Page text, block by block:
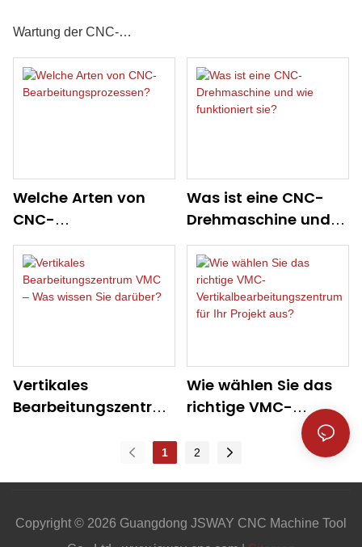
hohen Temperaturen
Wartung der CNC-
Drehmaschine am JSWAY-
Werksgelände
Welche Arten von
CNC-
Bearbeitungsprozess
en?
Was ist eine CNC-
Drehmaschine und
wie funktioniert sie?
Vertikales
Bearbeitungszentru
Wie wählen Sie das
richtige VMC-
Vertikalbearbeitungs
zentrum für Ihr
1 2
Copyright © 2026 Guangdong JSWAY CNC Machine Tool